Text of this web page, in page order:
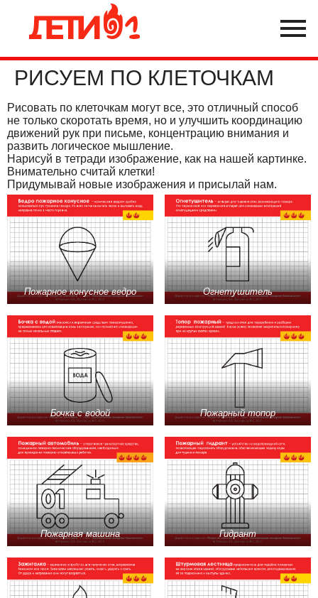
РИСУЕМ ПО КЛЕТОЧКАМ
Рисовать по клеточкам могут все, это отличный способ
не только скоротать время, но и улучшить координацию
движений рук при письме, концентрацию внимания и
развить логическое мышление.
Нарисуй в тетради изображение, как на нашей картинке.
Внимательно считай клетки!
Придумывай новые изображения и присылай нам.
Пожарное конусное ведро Огнетушитель
Бочка с водой Пожарный топор
Пожарная машина Гидрант